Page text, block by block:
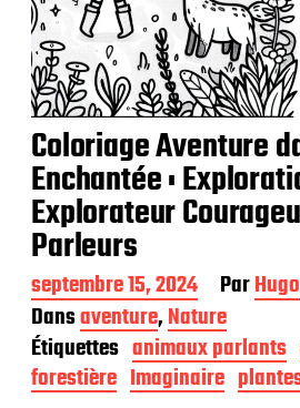
Coloriage Aventure
Enchantée :
Explorateur
Parleurs
D
a
t
e
d
e
septembre 15, 2024 ParHugo
Dansaventure,Nature
Étiquettes animaux parlants
forestière Imaginaire